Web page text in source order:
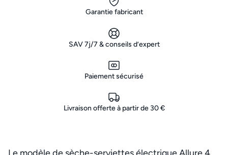
Garantie fabricant
SAV 7j/7 & conseils d’expert
Paiement sécurisé
Livraison offerte à partir de 30 €